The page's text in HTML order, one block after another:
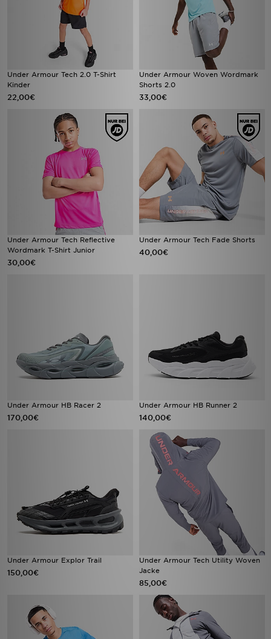
Under Armour Tech 2.0 T-Shirt
Kinder
22,00€
Under Armour Woven Wordmark
Shorts 2.0
33,00€
Under Armour Tech Reflective
Wordmark T-Shirt Junior
30,00€
Under Armour Tech Fade Shorts
40,00€
Under Armour HB Racer 2
170,00€
Under Armour HB Runner 2
140,00€
Under Armour Explor Trail
150,00€
Under Armour Tech Utility Woven
Jacke
85,00€